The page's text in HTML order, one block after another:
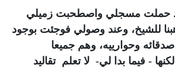
حملت مسجلي واصطحبت زميلي
للشيخ، وعند وصولي فوجئت بوجود
وحوارييه، وهم جميعا
- فيما بدا لي- لا تعلم تقاليد